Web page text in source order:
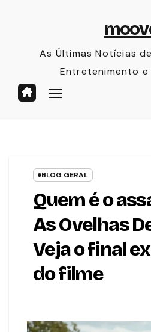
As Últimas Notícias
Entretenimento e
BLOG GERAL
Quem é o
As Ovelhas
Veja o final
do filme